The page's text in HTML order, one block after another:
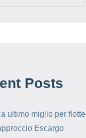
Posts
ultimo miglio per flotte
Escargo